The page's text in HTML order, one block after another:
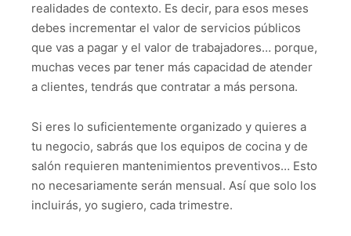
realidades de contexto. Es decir, para esos meses
debes incrementar el valor de servicios públicos
que vas a pagar y el valor de trabajadores… porque,
muchas veces par tener más capacidad de atender
a clientes, tendrás que contratar a más persona.
Si eres lo suficientemente organizado y quieres a
tu negocio, sabrás que los equipos de cocina y de
salón requieren mantenimientos preventivos… Esto
no necesariamente serán mensual. Así que solo los
incluirás, yo sugiero, cada trimestre.